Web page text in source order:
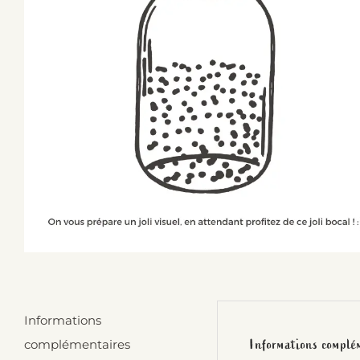
Informations
complémentaires
Informations